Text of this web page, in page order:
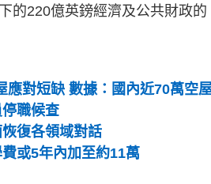
的220億英鎊經濟及公共財政
應對短缺 數據：國內近70萬空
職候查
復各領域對話
或5年內加至約11萬